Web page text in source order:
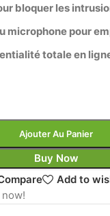
bloquer les
microphone pour
totale en
Ajouter Au Panier
Buy Now
Add to